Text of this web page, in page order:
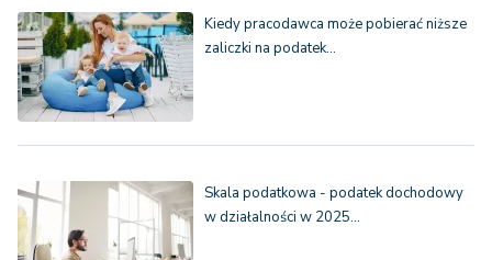
Kiedy pracodawca może pobierać niższe
zaliczki na podatek…
Skala podatkowa - podatek dochodowy
w działalności w 2025…